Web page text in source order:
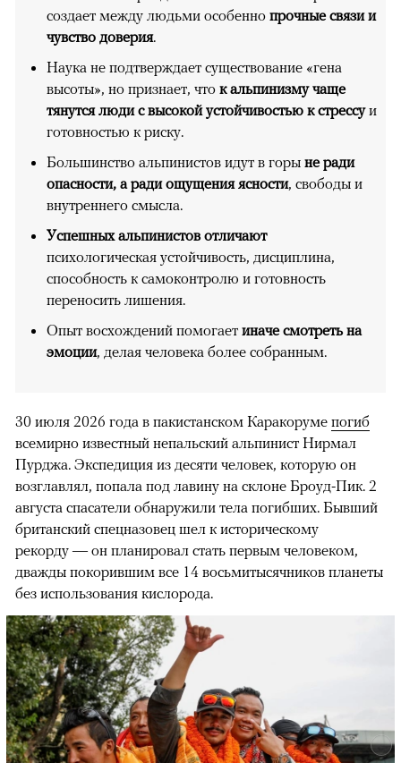
создает между людьми особенно прочные связи и
чувство доверия.
Наука не подтверждает существование «гена
высоты», но признает, что к альпинизму чаще
тянутся люди с высокой устойчивостью к стрессуи
готовностью к риску.
Большинство альпинистов идут в горы не ради
опасности, а ради ощущения ясности, свободы и
внутреннего смысла.
Успешных альпинистов отличают
психологическая устойчивость, дисциплина,
способность к самоконтролю и готовность
переносить лишения.
Опыт восхождений помогает иначе смотреть на
эмоции, делая человека более собранным.
30 июля 2026 года в пакистанском Каракоруме погиб
всемирно известный непальский альпинист Нирмал
Пурджа. Экспедиция из десяти человек, которую он
возглавлял, попала под лавину на склоне Броуд-Пик. 2
августа спасатели обнаружили тела погибших. Бывший
британский спецназовец шел к историческому
рекорду — он планировал стать первым человеком,
дважды покорившим все 14 восьмитысячников планеты
без использования кислорода.